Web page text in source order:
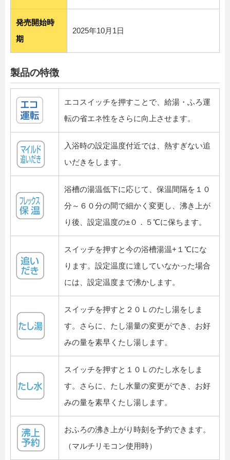
発売開始時
期
2025年10月1日
製品の特徴
エコスイッチを押すことで、給湯・ふろ運
転の省エネ性をさらに向上させます。
入浴時の設定温度付近では、熱すぎない追
いだきをします。
浴槽の湯温低下に応じて、保温間隔を１０
分～６０分の間で細かく変更し、沸き上が
り後、設定温度の±０．５℃に保ちます。
スイッチを押すと今の浴槽湯温+１℃にな
ります。設定温度に達していなかった場合
には、設定温度まで沸かします。
スイッチを押すと２０Ｌのたし湯をしま
す。さらに、たし湯量の変更ができ、お好
みの量を素早くたし湯します。
スイッチを押すと１０Ｌのたし水をしま
す。さらに、たし水量の変更ができ、お好
みの量を素早くたし湯します。
おふろの沸き上がり時刻を予約できます。
（マルチリモコン使用時）